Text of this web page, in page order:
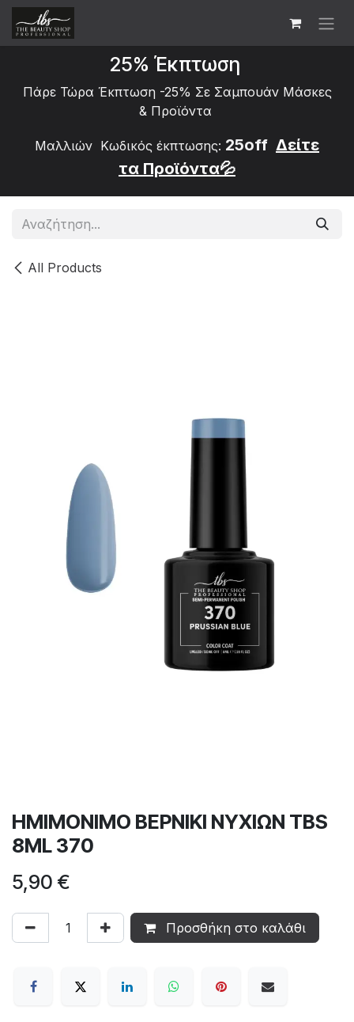
Skip to Content
25% Έκπτωση
Πάρε Τώρα Έκπτωση -25% Σε Σαμπουάν Μάσκες
& Προϊόντα
Μαλλιών Κωδικός έκπτωσης: 25off Δείτε
τα Προϊόντα💦
All Products
ΗΜΙΜΟΝΙΜΟ ΒΕΡΝΙΚΙ ΝΥΧΙΩΝ TBS
8ML 370
5,90 €
Προσθήκη στο καλάθι